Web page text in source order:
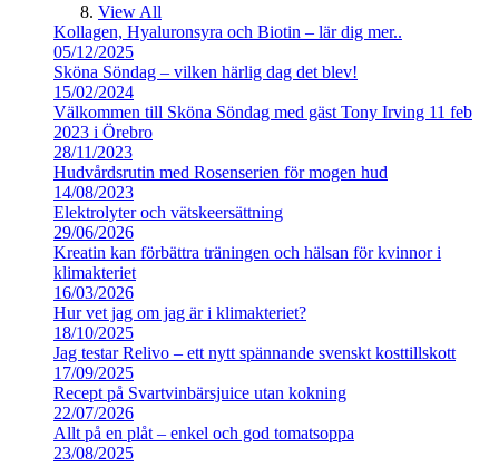
View All
Kollagen, Hyaluronsyra och Biotin – lär dig mer..
05/12/2025
Sköna Söndag – vilken härlig dag det blev!
15/02/2024
Välkommen till Sköna Söndag med gäst Tony Irving 11 feb
2023 i Örebro
28/11/2023
Hudvårdsrutin med Rosenserien för mogen hud
14/08/2023
Elektrolyter och vätskeersättning
29/06/2026
Kreatin kan förbättra träningen och hälsan för kvinnor i
klimakteriet
16/03/2026
Hur vet jag om jag är i klimakteriet?
18/10/2025
Jag testar Relivo – ett nytt spännande svenskt kosttillskott
17/09/2025
Recept på Svartvinbärsjuice utan kokning
22/07/2026
Allt på en plåt – enkel och god tomatsoppa
23/08/2025